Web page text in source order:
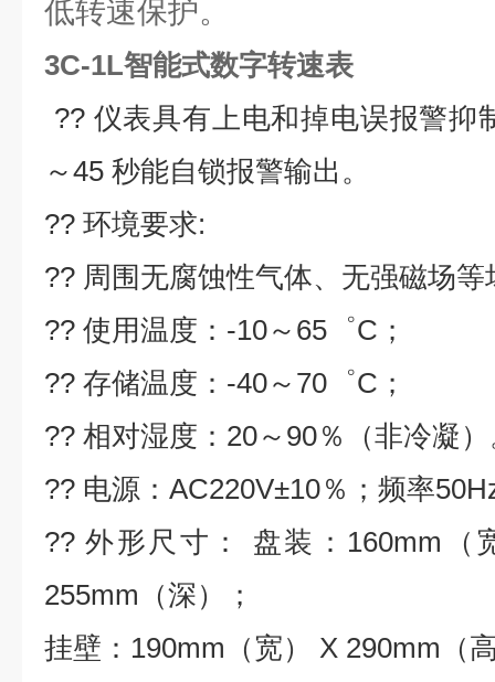
低转速保护。
3C-1L智能式数字转速表
?? 仪表具有上电和掉电误报警抑
～45 秒能自锁报警输出。
?? 环境要求:
?? 周围无腐蚀性气体、无强磁场等
?? 使用温度：-10～65゜C；
?? 存储温度：-40～70゜C；
?? 相对湿度：20～90％（非冷凝
?? 电源：AC220V±10％；频率
?? 外形尺寸： 盘装：160mm（
255mm（深）；
挂壁：190mm（宽） X 290mm（